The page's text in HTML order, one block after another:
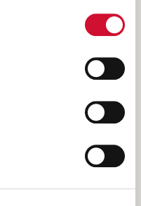
klicken, so stimmen
zu. Sie können
jederzeit widerrufen,
aufrufen und diese
Unterfranken